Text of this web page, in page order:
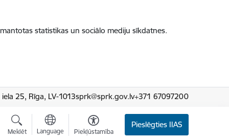
statistikas un sociālo mediju sīkdatnes.
25, Rīga, LV-1013sprk@sprk.gov.lv+371 67097200
Meklēt Language Piekļūstamība
Pieslēgties IIAS